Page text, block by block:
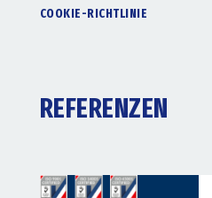
COOKIE-RICHTLINIE
REFERENZEN